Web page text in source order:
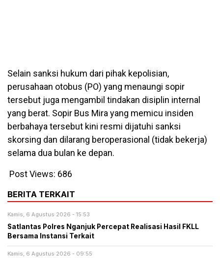
Selain sanksi hukum dari pihak kepolisian,
perusahaan otobus (PO) yang menaungi sopir
tersebut juga mengambil tindakan disiplin internal
yang berat. Sopir Bus Mira yang memicu insiden
berbahaya tersebut kini resmi dijatuhi sanksi
skorsing dan dilarang beroperasional (tidak bekerja)
selama dua bulan ke depan.
Post Views: 686
BERITA TERKAIT
Kamis, 6 Agustus 2026 - 15:53
Satlantas Polres Nganjuk Percepat Realisasi Hasil FKLL
Bersama Instansi Terkait
Kamis, 6 Agustus 2026 - 09:55